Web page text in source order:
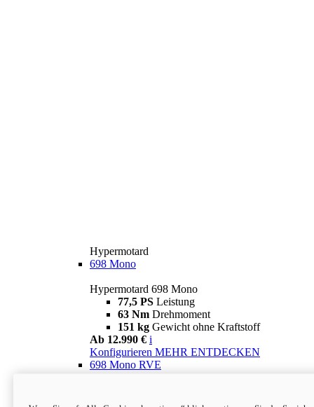
Hypermotard
698 Mono
Hypermotard 698 Mono
77,5 PS Leistung
63 Nm Drehmoment
151 kg Gewicht ohne Kraftstoff
Ab 12.990 € i
Konfigurieren MEHR ENTDECKEN
698 Mono RVE
77,5 PS
Leistung